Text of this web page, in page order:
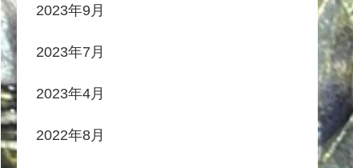
2023年9月
2023年7月
2023年4月
2022年8月